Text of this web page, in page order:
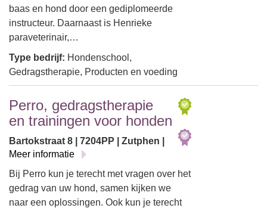
baas en hond door een gediplomeerde
instructeur. Daarnaast is Henrieke
paraveterinair,…
Type bedrijf: Hondenschool,
Gedragstherapie, Producten en voeding
Perro, gedragstherapie
en trainingen voor honden
Bartokstraat 8 | 7204PP | Zutphen |
Meer informatie
Bij Perro kun je terecht met vragen over het
gedrag van uw hond, samen kijken we
naar een oplossingen. Ook kun je terecht